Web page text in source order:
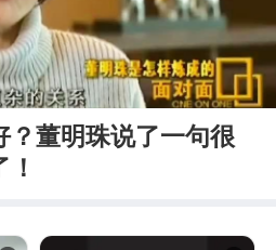
00:36
？董明珠说了一句很